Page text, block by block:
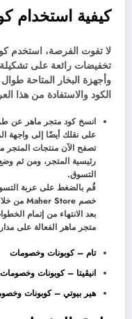
كيفية استخدام
تخفيضات رائعة على تشكيلة
وأجهزة البخار المتاحة
الكود والاستفادة من هذا
انسخ كود متجر ماهر عن
على نقلك أيضًا إلى واجهة
تصفح الآن منتجات المتجر
رئيسية المتجر، ومن ثم
التسوق.
قُم بالضغط على عربة
خصم Maher Store من خلال وضع رمز الكود داخل الشريط المخصص له.
بعد الانتهاء من إتمام
متجر ماهر الفعالة على
تام – كوبونات وخصومات
انيڤيتا – كوبونات وخصومات
هير بيوتي – كوبونات